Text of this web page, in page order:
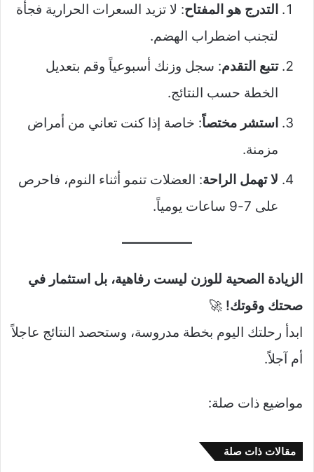
التدرج هو المفتاح: لا تزيد السعرات الحرارية فجأة
لتجنب اضطراب الهضم.
تتبع التقدم: سجل وزنك أسبوعياً وقم بتعديل
الخطة حسب النتائج.
استشر مختصاً: خاصة إذا كنت تعاني من أمراض
مزمنة.
لا تهمل الراحة: العضلات تنمو أثناء النوم، فاحرص
على 7-9 ساعات يومياً.
الزيادة الصحية للوزن ليست رفاهية، بل استثمار في
صحتك وقوتك! 🚀
ابدأ رحلتك اليوم بخطة مدروسة، وستحصد النتائج عاجلاً
أم آجلاً.
مواضيع ذات صلة:
مقالات ذات صلة